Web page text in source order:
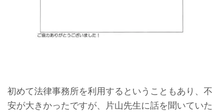
初めて法律事務所を利用するということもあり、不
安が大きかったですが、片山先生に話を聞いていた